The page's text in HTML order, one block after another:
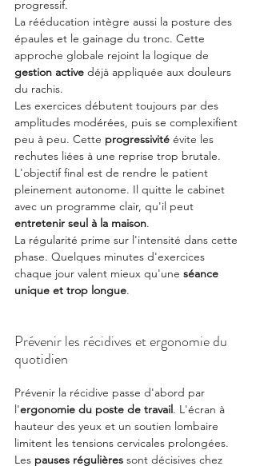
progressif.
La rééducation intègre aussi la posture des
épaules et le gainage du tronc. Cette
approche globale rejoint la logique de
gestion active déjà appliquée aux douleurs
du rachis.
Les exercices débutent toujours par des
amplitudes modérées, puis se complexifient
peu à peu. Cette progressivité évite les
rechutes liées à une reprise trop brutale.
L'objectif final est de rendre le patient
pleinement autonome. Il quitte le cabinet
avec un programme clair, qu'il peut
entretenir seul à la maison.
La régularité prime sur l'intensité dans cette
phase. Quelques minutes d'exercices
chaque jour valent mieux qu'une séance
unique et trop longue.
Prévenir les récidives et ergonomie du
quotidien
Prévenir la récidive passe d'abord par
l'ergonomie du poste de travail . L'écran à
hauteur des yeux et un soutien lombaire
limitent les tensions cervicales prolongées.
Les pauses régulières sont décisives chez